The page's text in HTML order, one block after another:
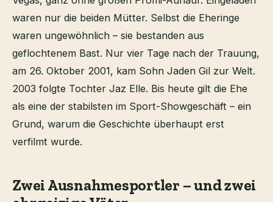
waren nur die beiden Mütter. Selbst die Eheringe
waren ungewöhnlich – sie bestanden aus
geflochtenem Bast. Nur vier Tage nach der Trauung,
am 26. Oktober 2001, kam Sohn Jaden Gil zur Welt.
2003 folgte Tochter Jaz Elle. Bis heute gilt die Ehe
als eine der stabilsten im Sport-Showgeschäft – ein
Grund, warum die Geschichte überhaupt erst
verfilmt wurde.
Zwei Ausnahmesportler – und zwei